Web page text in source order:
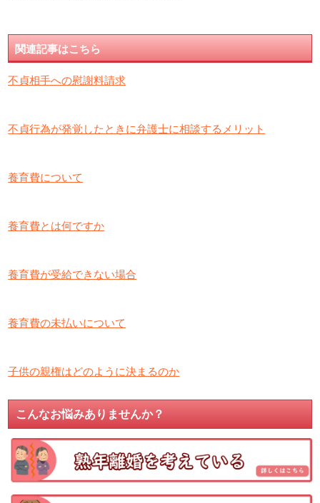
関連記事はこちら
不貞相手への慰謝料請求
不貞行為が発覚したときに弁護士に相談するメリット
養育費について
養育費とは何ですか
養育費が受給できない場合
養育費の未払いについて
子供の親権はどのように決まるのか
こんなお悩みありませんか？